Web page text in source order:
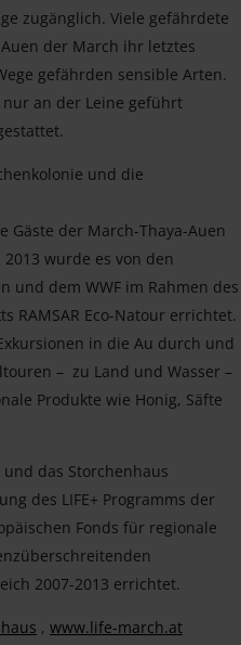
zugänglich. Viele gefährdete
der March ihr letztes
gefährden sensible Arten.
an der Leine geführt
und die
Gäste der March-Thaya-Auen
wurde es von den
und dem WWF im Rahmen des
RAMSAR Eco-Natour errichtet.
in die Au durch und
– zu Land und Wasser –
Produkte wie Honig, Säfte
das Storchenhaus
des LIFE+ Programms der
Fonds für regionale
2007-2013 errichtet.
, www.life-march.at